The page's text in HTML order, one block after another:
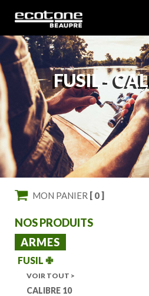
FUSIL -
MON PANIER [ 0 ]
NOS PRODUITS
ARMES
FUSIL ✙
VOIR TOUT >
CALIBRE 10